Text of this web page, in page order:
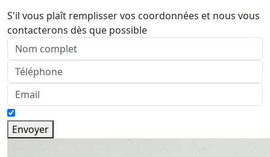
S'il vous plaît remplisser vos coordonnées et nous vous
contacterons dès que possible
Envoyer